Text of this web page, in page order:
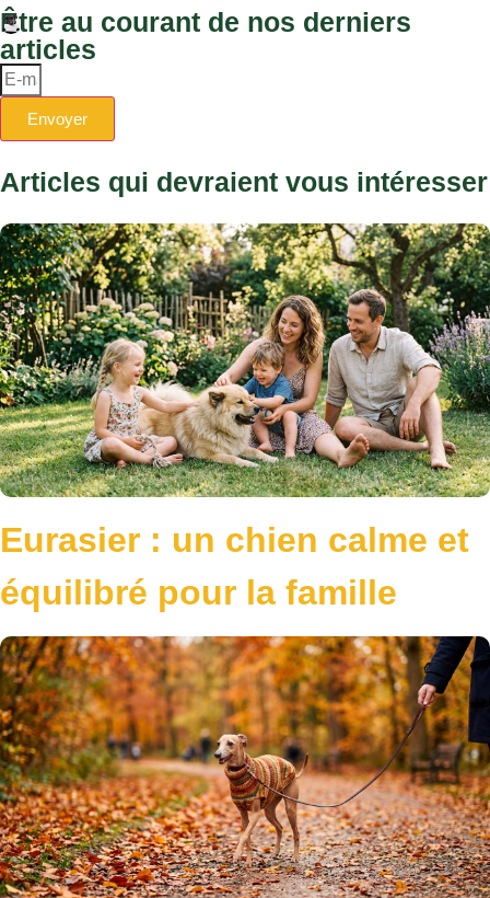
Être au courant de nos derniers
articles
Envoyer
Articles qui devraient vous intéresser
Eurasier : un chien calme et
équilibré pour la famille